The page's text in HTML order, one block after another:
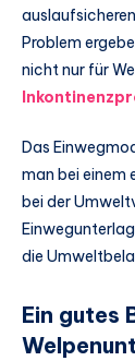
Problem
nicht nur für
Das
man bei einem
bei der
die
Ein gutes